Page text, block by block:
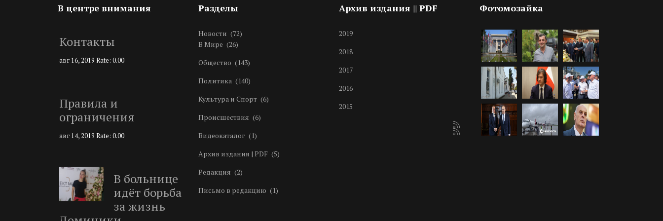
В центре внимания
Контакты
авг 16, 2019 Rate: 0.00
Правила и
ограничения
авг 14, 2019 Rate: 0.00
В больнице
идёт борьба
за жизнь
Разделы
Новости (72)
В Мире (26)
Общество (143)
Политика (140)
Культура и Спорт (6)
Происшествия (6)
Видеокаталог (1)
Архив издания | PDF (5)
Редакция (2)
Письмо в редакцию (1)
Архив издания || PDF
2019
2018
2017
2016
2015
Фотомозайка